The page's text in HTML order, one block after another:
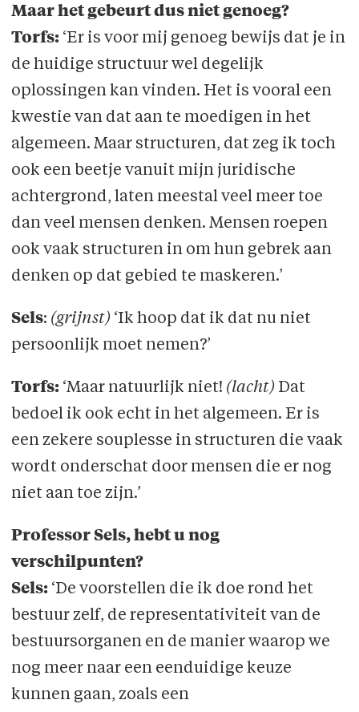
Maar het gebeurt dus niet genoeg?
Torfs: ‘Er is voor mij genoeg bewijs dat je in
de huidige structuur wel degelijk
oplossingen kan vinden. Het is vooral een
kwestie van dat aan te moedigen in het
algemeen. Maar structuren, dat zeg ik toch
ook een beetje vanuit mijn juridische
achtergrond, laten meestal veel meer toe
dan veel mensen denken. Mensen roepen
ook vaak structuren in om hun gebrek aan
denken op dat gebied te maskeren.’
Sels: (grijnst) ‘Ik hoop dat ik dat nu niet
persoonlijk moet nemen?’
Torfs: ‘Maar natuurlijk niet! (lacht) Dat
bedoel ik ook echt in het algemeen. Er is
een zekere souplesse in structuren die vaak
wordt onderschat door mensen die er nog
niet aan toe zijn.’
Professor Sels, hebt u nog
verschilpunten?
Sels: ‘De voorstellen die ik doe rond het
bestuur zelf, de representativiteit van de
bestuursorganen en de manier waarop we
nog meer naar een eenduidige keuze
kunnen gaan, zoals een